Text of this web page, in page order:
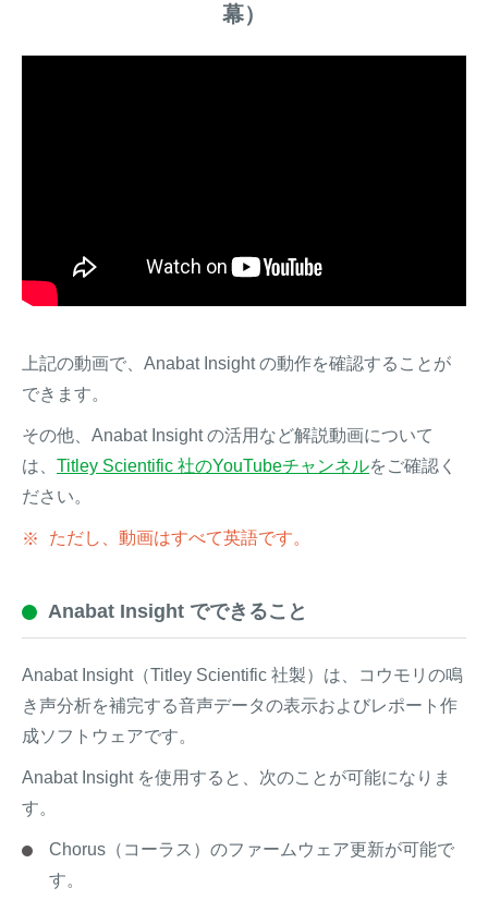
幕）
上記の動画で、Anabat Insight の動作を確認することが
できます。
その他、Anabat Insight の活用など解説動画について
は、 Titley Scientific 社のYouTubeチャンネルをご確認く
ださい。
ただし、動画はすべて英語です。
Anabat Insight でできること
Anabat Insight（Titley Scientific 社製）は、コウモリの鳴
き声分析を補完する音声データの表示およびレポート作
成ソフトウェアです。
Anabat Insight を使用すると、次のことが可能になりま
す。
Chorus（コーラス）のファームウェア更新が可能で
す。